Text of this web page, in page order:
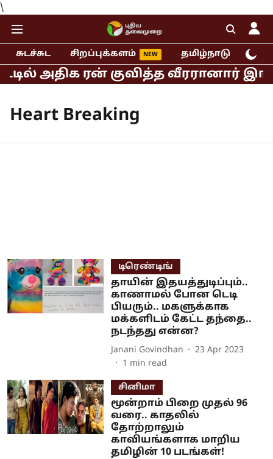
\
சுடச்சுட சிறப்புக்களம் தமிழ்நாடு
அதிக ரன் குவித்த வீரரானார்
Heart Breaking
டிரெண்டிங்
தாயின் இதயத்துடிப்பும்..
காணாமல் போன டெடி
பியரும்.. மகளுக்காக
மக்களிடம் கேட்ட தந்தை..
நடந்தது என்ன?
Janani Govindhan
23 Apr 2023
1 min read
சினிமா
மூன்றாம் பிறை முதல் 96
வரை.. காதலில்
தோற்றாலும்
காவியங்களாக மாறிய
தமிழின் 10 படங்கள்!